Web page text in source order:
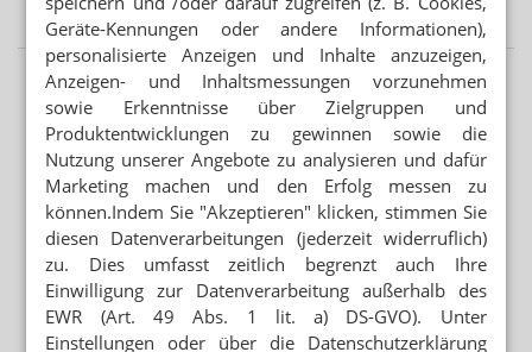
Geräte-Kennungen oder andere Informationen),
personalisierte Anzeigen und Inhalte anzuzeigen,
Anzeigen- und Inhaltsmessungen vorzunehmen
sowie Erkenntnisse über Zielgruppen und
Produktentwicklungen zu gewinnen sowie die
Nutzung unserer Angebote zu analysieren und dafür
Marketing machen und den Erfolg messen zu
können.Indem Sie "Akzeptieren" klicken, stimmen Sie
diesen Datenverarbeitungen (jederzeit widerruflich)
zu. Dies umfasst zeitlich begrenzt auch Ihre
Einwilligung zur Datenverarbeitung außerhalb des
EWR (Art. 49 Abs. 1 lit. a) DS-GVO). Unter
Einstellungen oder über die Datenschutzerklärung